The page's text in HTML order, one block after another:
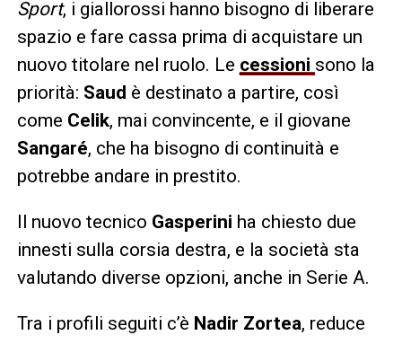
Sport, i giallorossi hanno bisogno di liberare
spazio e fare cassa prima di acquistare un
nuovo titolare nel ruolo. Le cessioni sono la
priorità: Saud è destinato a partire, così
come Celik, mai convincente, e il giovane
Sangaré, che ha bisogno di continuità e
potrebbe andare in prestito.
Il nuovo tecnico Gasperini ha chiesto due
innesti sulla corsia destra, e la società sta
valutando diverse opzioni, anche in Serie A.
Tra i profili seguiti c’è Nadir Zortea, reduce